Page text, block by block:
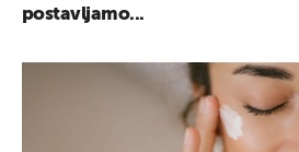
postavljamo...